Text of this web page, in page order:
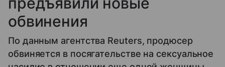
обвинения
По данным агентства Reuters, продюсер
обвиняется в посягательстве на сексуальное